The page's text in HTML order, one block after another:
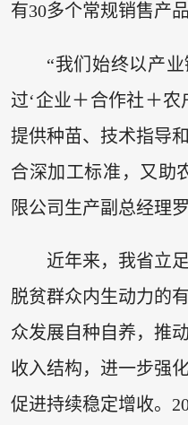
有30多个常规销售产
“我们始终以产
过‘企业＋合作社＋
提供种苗、技术指导
合深加工标准，又助
限公司生产副总经理
近年来，我省立
脱贫群众内生动力的
众发展自种自养，推
收入结构，进一步强
促进持续稳定增收。